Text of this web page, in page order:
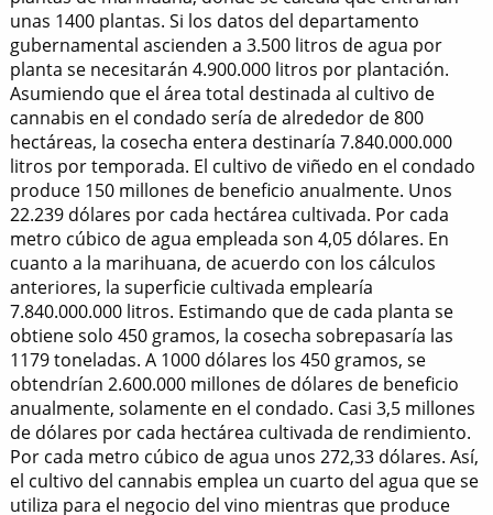
unas 1400 plantas. Si los datos del departamento
gubernamental ascienden a 3.500 litros de agua por
planta se necesitarán 4.900.000 litros por plantación.
Asumiendo que el área total destinada al cultivo de
cannabis en el condado sería de alrededor de 800
hectáreas, la cosecha entera destinaría 7.840.000.000
litros por temporada. El cultivo de viñedo en el condado
produce 150 millones de beneficio anualmente. Unos
22.239 dólares por cada hectárea cultivada. Por cada
metro cúbico de agua empleada son 4,05 dólares. En
cuanto a la marihuana, de acuerdo con los cálculos
anteriores, la superficie cultivada emplearía
7.840.000.000 litros. Estimando que de cada planta se
obtiene solo 450 gramos, la cosecha sobrepasaría las
1179 toneladas. A 1000 dólares los 450 gramos, se
obtendrían 2.600.000 millones de dólares de beneficio
anualmente, solamente en el condado. Casi 3,5 millones
de dólares por cada hectárea cultivada de rendimiento.
Por cada metro cúbico de agua unos 272,33 dólares. Así,
el cultivo del cannabis emplea un cuarto del agua que se
utiliza para el negocio del vino mientras que produce